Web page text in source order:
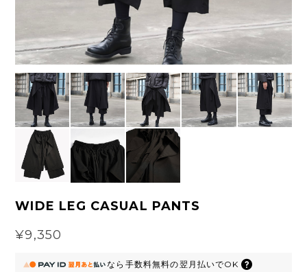
WIDE LEG CASUAL PANTS
¥9,350
なら 手数料無料の翌月払いでOK